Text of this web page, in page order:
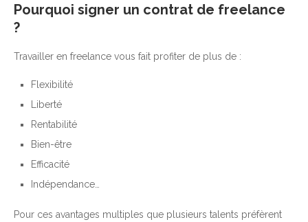
Pourquoi signer un contrat de freelance
?
Travailler en freelance vous fait profiter de plus de :
Flexibilité
Liberté
Rentabilité
Bien-être
Efficacité
Indépendance…
Pour ces avantages multiples que plusieurs talents préfèrent